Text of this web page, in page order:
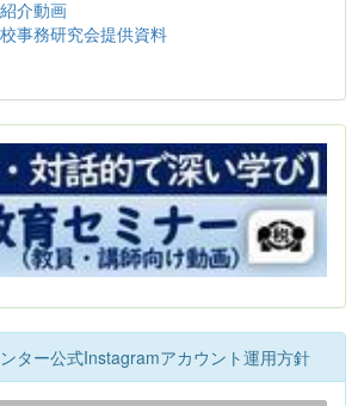
介動画
事務研究会提供資料
ター公式Instagramアカウント運用方針